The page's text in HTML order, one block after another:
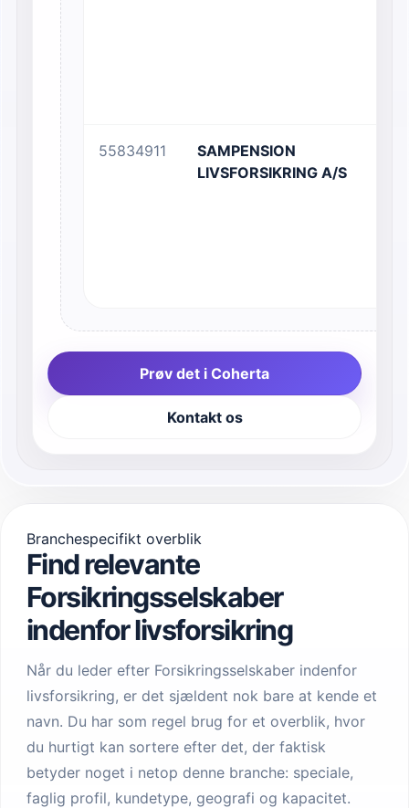
55834911
SAMPENSION
LIVSFORSIKRING A/S
Prøv det i Coherta
Kontakt os
Branchespecifikt overblik
Find relevante
Forsikringsselskaber
indenfor livsforsikring
Når du leder efter Forsikringsselskaber indenfor
livsforsikring, er det sjældent nok bare at kende et
navn. Du har som regel brug for et overblik, hvor
du hurtigt kan sortere efter det, der faktisk
betyder noget i netop denne branche: speciale,
faglig profil, kundetype, geografi og kapacitet.